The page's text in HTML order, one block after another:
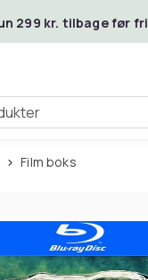
299 kr. tilbage før
Film boks